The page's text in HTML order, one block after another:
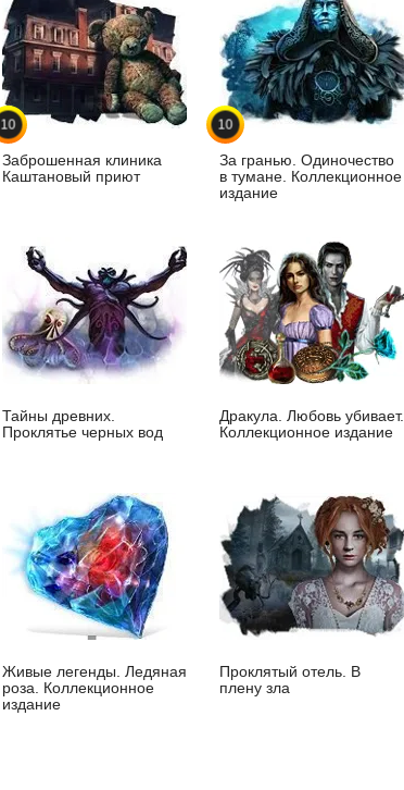
10
Заброшенная клиника
Каштановый приют
10
За гранью. Одиночество
в тумане. Коллекционное
издание
Тайны древних.
Проклятье черных вод
Дракула. Любовь убивает.
Коллекционное издание
Живые легенды. Ледяная
роза. Коллекционное
издание
Проклятый отель. В
плену зла